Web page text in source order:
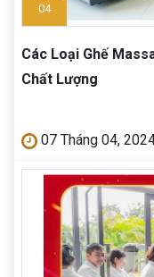
04
Các Loại Ghế
Chất Lượng
07 Tháng 04,